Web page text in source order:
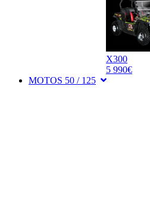
X300
5 990€
MOTOS 50 / 125